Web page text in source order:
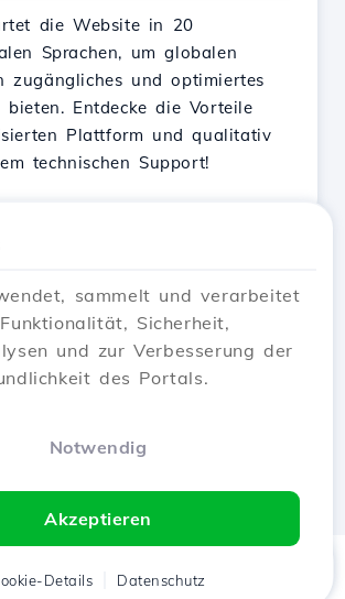
die Website in 20
Sprachen, um globalen
zugängliches und optimiertes
bieten. Entdecke die Vorteile
Plattform und qualitativ
technischen Support!
2 3 4 5
Next →
sammelt und verarbeitet
Sicherheit,
und zur Verbesserung der
des Portals.
Notwendig
Akzeptieren
Details Datenschutz
Kunde Warenkorb